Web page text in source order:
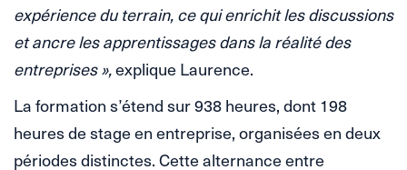
expérience du terrain, ce qui enrichit les discussions
et ancre les apprentissages dans la réalité des
entreprises »,explique Laurence.
La formation s’étend sur 938 heures, dont 198
heures de stage en entreprise, organisées en deux
périodes distinctes. Cette alternance entre